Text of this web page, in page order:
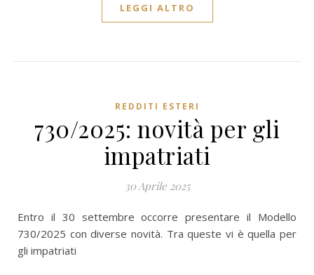
LEGGI ALTRO
REDDITI ESTERI
730/2025: novità per gli
impatriati
30 Aprile 2025
Entro il 30 settembre occorre presentare il Modello
730/2025 con diverse novità. Tra queste vi è quella per
gli impatriati